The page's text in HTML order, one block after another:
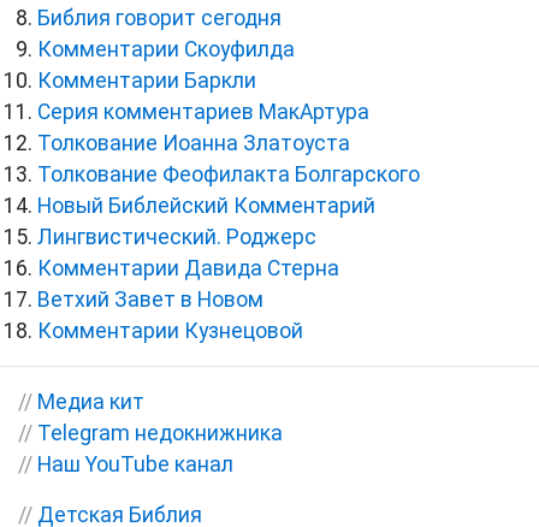
Библия говорит сегодня
Комментарии Скоуфилда
Комментарии Баркли
Серия комментариев МакАртура
Толкование Иоанна Златоуста
Толкование Феофилакта Болгарского
Новый Библейский Комментарий
Лингвистический. Роджерс
Комментарии Давида Стерна
Ветхий Завет в Новом
Комментарии Кузнецовой
// Медиа кит
// Telegram недокнижника
// Наш YouTube канал
// Детская Библия